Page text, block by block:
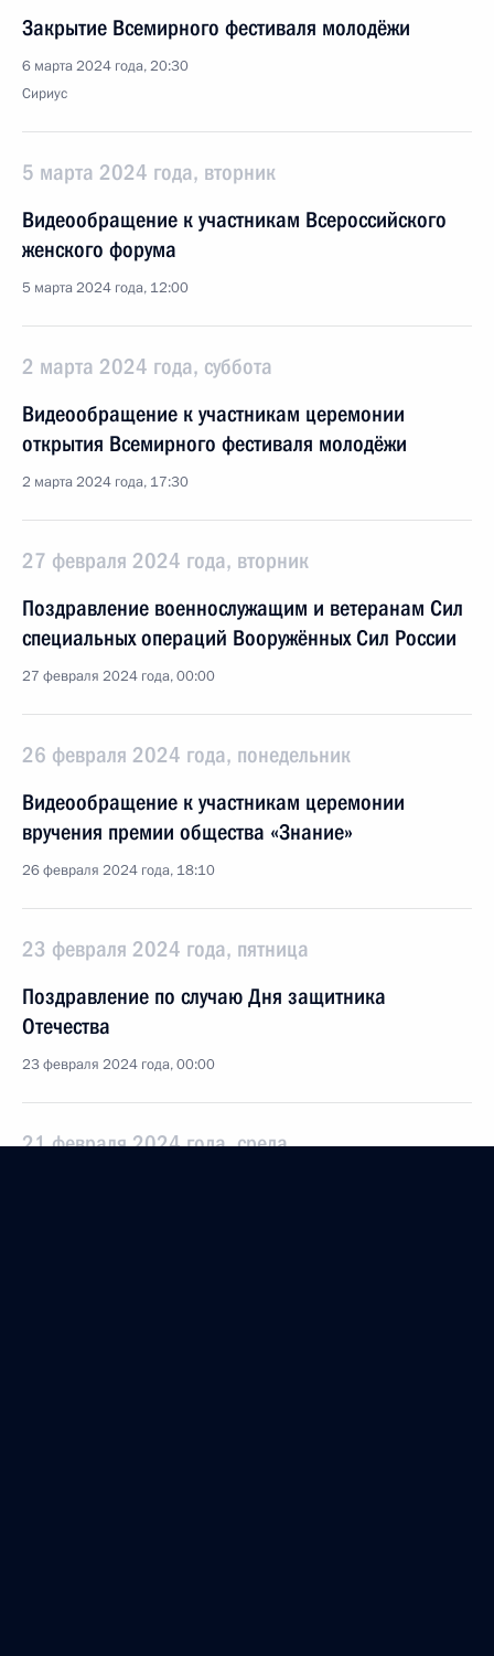
Закрытие Всемирного фестиваля молодёжи
6 марта 2024 года, 20:30
Сириус
5 марта 2024 года, вторник
Видеообращение к участникам Всероссийского
женского форума
5 марта 2024 года, 12:00
2 марта 2024 года, суббота
Видеообращение к участникам церемонии
открытия Всемирного фестиваля молодёжи
2 марта 2024 года, 17:30
27 февраля 2024 года, вторник
Поздравление военнослужащим и ветеранам Сил
специальных операций Вооружённых Сил России
27 февраля 2024 года, 00:00
26 февраля 2024 года, понедельник
Видеообращение к участникам церемонии
вручения премии общества «Знание»
26 февраля 2024 года, 18:10
23 февраля 2024 года, пятница
Поздравление по случаю Дня защитника
Отечества
23 февраля 2024 года, 00:00
21 февраля 2024 года, среда